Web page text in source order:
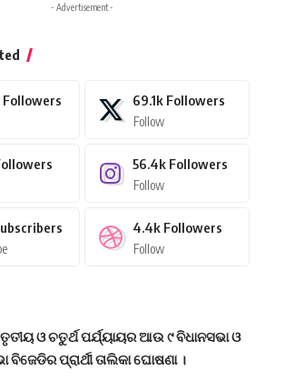
- Advertisement -
Followers 69.1k Followers
Follow
56.4k Followers
Follow
4.4k Followers
Follow
ତୃତୀୟ ଓ ଚତୁର୍ଥ ପର୍ଯ୍ୟାୟର ଆଉ ୯ ବିଧାନସଭା ଓ
ପ୍ରାର୍ଥୀ ତାଲିକା ଘୋଷଣା ।